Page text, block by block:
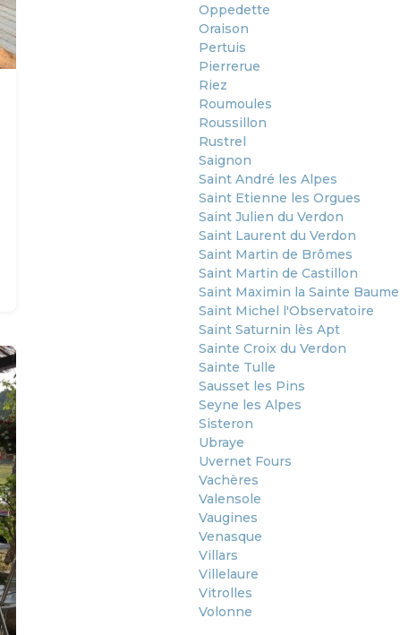
Oppedette
Oraison
Pertuis
Pierrerue
Riez
Roumoules
Roussillon
Rustrel
Saignon
Saint André les Alpes
Saint Etienne les Orgues
Saint Julien du Verdon
Saint Laurent du Verdon
Saint Martin de Brômes
Saint Martin de Castillon
Saint Maximin la Sainte Baume
Saint Michel l'Observatoire
Saint Saturnin lès Apt
Sainte Croix du Verdon
Sainte Tulle
Sausset les Pins
Seyne les Alpes
Sisteron
Ubraye
Uvernet Fours
Vachères
Valensole
Vaugines
Venasque
Villars
Villelaure
Vitrolles
Volonne